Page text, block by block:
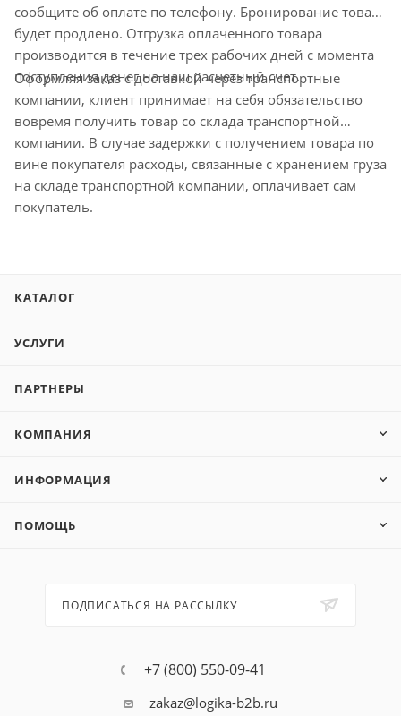
сообщите об оплате по телефону. Бронирование товара
будет продлено. Отгрузка оплаченного товара
производится в течение трех рабочих дней с момента
поступления денег на наш расчетный счет.
Оформляя заказ с доставкой через транспортные
компании, клиент принимает на себя обязательство
вовремя получить товар со склада транспортной
компании. В случае задержки с получением товара по
вине покупателя расходы, связанные с хранением груза
на складе транспортной компании, оплачивает сам
покупатель.
КАТАЛОГ
УСЛУГИ
ПАРТНЕРЫ
КОМПАНИЯ
ИНФОРМАЦИЯ
ПОМОЩЬ
ПОДПИСАТЬСЯ НА РАССЫЛКУ
+7 (800) 550-09-41
zakaz@logika-b2b.ru